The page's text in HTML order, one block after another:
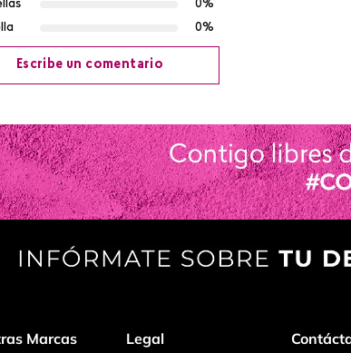
0%
0%
Escribe un comentario
comentario
Marcas Legal